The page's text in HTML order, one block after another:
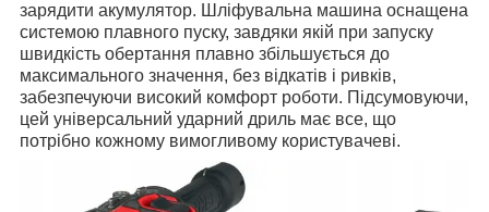
зарядити акумулятор. Шліфувальна машина оснащена
системою плавного пуску, завдяки якій при запуску
швидкість обертання плавно збільшується до
максимального значення, без відкатів і ривків,
забезпечуючи високий комфорт роботи. Підсумовуючи,
цей універсальний ударний дриль має все, що
потрібно кожному вимогливому користувачеві.